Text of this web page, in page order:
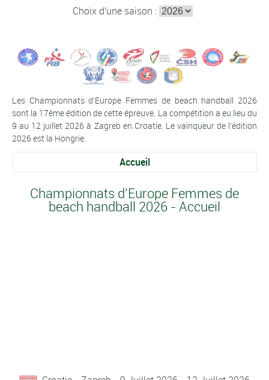
Choix d'une saison :
Les Championnats d'Europe Femmes de beach handball 2026
sont la 17ème édition de cette épreuve. La compétition a eu lieu du
9 au 12 juillet 2026 à Zagreb en Croatie. Le vainqueur de l'édition
2026 est la Hongrie.
Accueil
Championnats d'Europe Femmes de
beach handball 2026 - Accueil